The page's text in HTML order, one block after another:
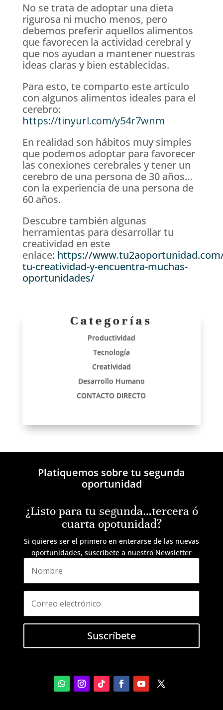
No se trata de adoptar una dieta
rigurosa ni mucho menos, pero
debemos preferir aquellos alimentos
que favorecen la actividad cerebral y
que nos ayudan a mantener nuestras
ideas claras y bien establecidas.
Para esto, te comparto este artículo
con algunos alimentos ideales para el
cerebro:
https://tinyurl.com/y54r7wnm
En realidad son hábitos muy simples
que podemos adoptar para favorecer
las conexiones cerebrales y tener un
cerebro de una persona de 30 años…
con la experiencia de una persona de
60 años.
Descubre también algunas
herramientas para desarrollar tu
creatividad en este
enlace: https://
tu-creatividad-y-encuentra-muchas-
oportunidades/
Categorías
Productividad
Tecnología
Creatividad
Desarrollo Humano
CONTACTO DIRECTO
Platiquemos sobre tu segunda
oportunidad
¿Listo para tu segunda…tercera ó
cuarta opotunidad?
Si quieres ser el primero en enterarse de las nuevas
oportunidades, suscríbete a nuestro Newsletter
Suscríbete